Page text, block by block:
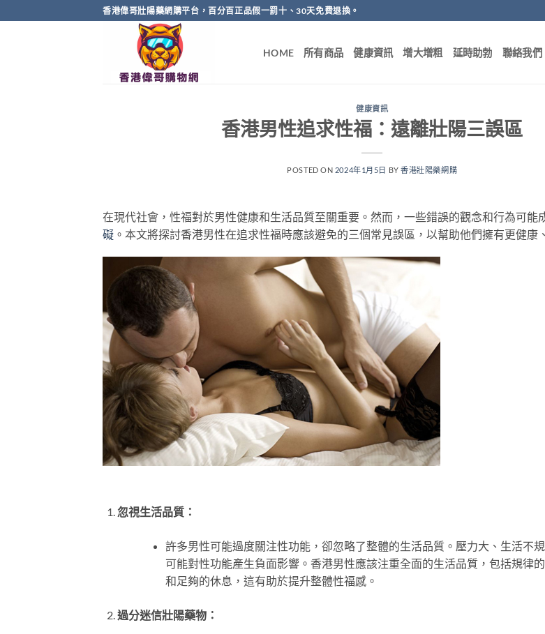
to
香港偉哥壯陽藥網購平台，百分百正品假一罰十、30天免費退換。
HOME 所有商品 健康資訊 增大增粗 延時助勃 聯絡我們
健康資訊
香港男性追求性福：遠離壯陽三誤區
POSTED ON 2024年1月5日 BY香港壯陽藥網購
在現代社會，性福對於男性健康和生活品質至關重要。然而，一些錯誤的觀念和行為可能
礙 。本文將探討香港男性在追求性福時應該避免的三個常見誤區，以幫助他們擁有更健康
忽視生活品質：
許多男性可能過度關注性功能，卻忽略了整體的生活品質。壓力大、生活不
可能對性功能產生負面影響。香港男性應該注重全面的生活品質，包括規律
和足夠的休息，這有助於提升整體性福感。
過分迷信壯陽藥物：